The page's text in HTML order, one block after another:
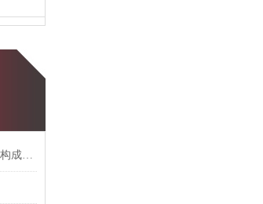
烤鸭烟熏炉技术详解：从系统构成到工艺控制